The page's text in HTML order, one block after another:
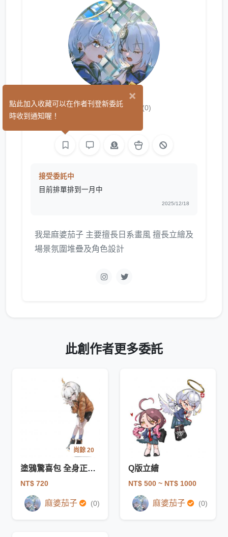
麻婆茄子 (0)
接受委託中
目前排單排到一月中
2025/12/18
我是麻婆茄子 主要擅長日系畫風 擅長立繪及
場景氛圍堆疊及角色設計
此創作者更多委託
尚餘 20
塗鴉驚喜包 全身正比的
NT$ 720
麻婆茄子 (0)
Q版立繪
NT$ 500 ~ NT$ 1000
麻婆茄子 (0)
×
點此加入收藏可以在作者刊登新委託
時收到通知喔！